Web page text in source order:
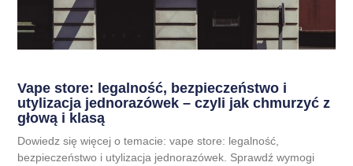
Vape store: legalność, bezpieczeństwo i
utylizacja jednorazówek – czyli jak chmurzyć z
głową i klasą
Dowiedz się więcej o temacie: vape store: legalność,
bezpieczeństwo i utylizacja jednorazówek. Sprawdź wymogi